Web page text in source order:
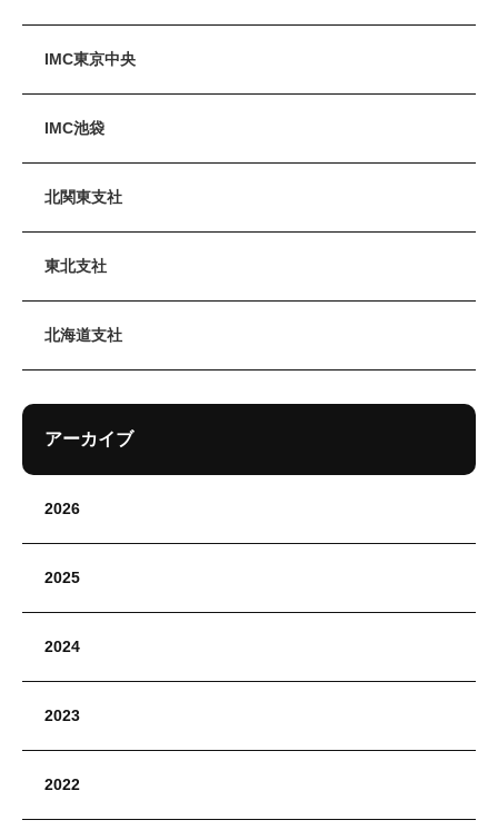
IMC東京中央
IMC池袋
北関東支社
東北支社
北海道支社
アーカイブ
2026
2025
2024
2023
2022